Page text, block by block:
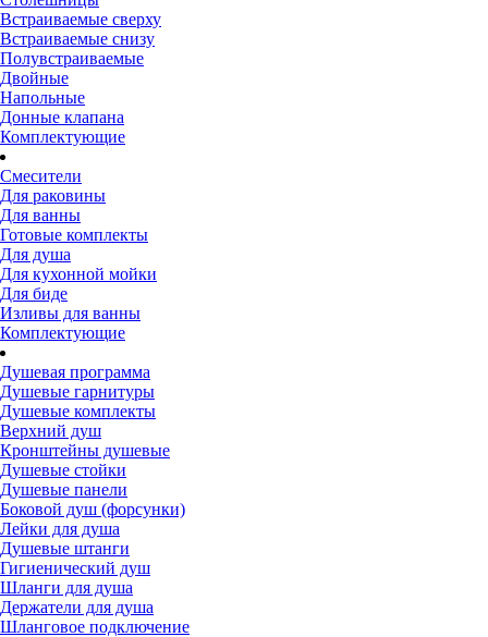
Встраиваемые сверху
Встраиваемые снизу
Полувстраиваемые
Двойные
Напольные
Донные клапана
Комплектующие
Смесители
Для раковины
Для ванны
Готовые комплекты
Для душа
Для кухонной мойки
Для биде
Изливы для ванны
Комплектующие
Душевая программа
Душевые гарнитуры
Душевые комплекты
Верхний душ
Кронштейны душевые
Душевые стойки
Душевые панели
Боковой душ (форсунки)
Лейки для душа
Душевые штанги
Гигиенический душ
Шланги для душа
Держатели для душа
Шланговое подключение